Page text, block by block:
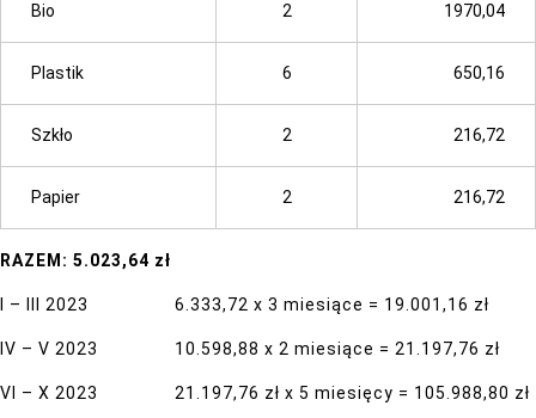
Bio 2 1970,04
Plastik 6 650,16
Szkło 2 216,72
Papier 2 216,72
RAZEM: 5.023,64 zł
I – III 2023 6.333,72 x 3 miesiące = 19.001,16 zł
IV – V 2023 10.598,88 x 2 miesiące = 21.197,76 zł
VI – X 2023 21.197,76 zł x 5 miesięcy = 105.988,80 zł